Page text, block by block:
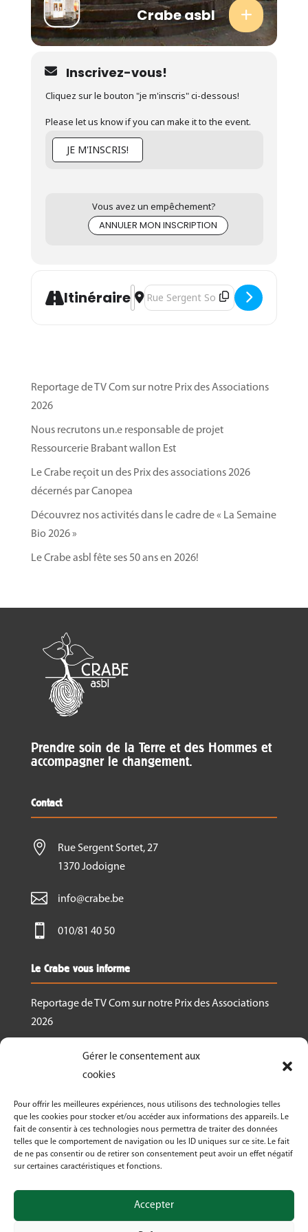
Gérer le consentement aux
cookies
Pour offrir les meilleures expériences, nous utilisons des technologies telles
que les cookies pour stocker et/ou accéder aux informations des appareils. Le
fait de consentir à ces technologies nous permettra de traiter des données
telles que le comportement de navigation ou les ID uniques sur ce site. Le fait
de ne pas consentir ou de retirer son consentement peut avoir un effet négatif
sur certaines caractéristiques et fonctions.
Accepter
Crabe asbl
Inscrivez-vous!
Cliquez sur le bouton "je m'inscris" ci-dessous!
Please let us know if you can make it to the event.
JE M'INSCRIS!
Vous avez un empêchement?
ANNULER MON INSCRIPTION
ItinéraireAddress - Séance d'informations -
Destination Address - Séance
Reportage de TV Com sur notre Prix des Associations
2026
Nous recrutons un.e responsable de projet
Ressourcerie Brabant wallon Est
Le Crabe reçoit un des Prix des associations 2026
décernés par Canopea
Découvrez nos activités dans le cadre de « La Semaine
Bio 2026 »
Le Crabe asbl fête ses 50 ans en 2026!
Prendre soin de la Terre et des Hommes et
accompagner le changement.
Contact

Rue Sergent Sortet, 27
1370 Jodoigne
 info@crabe.be
 010/81 40 50
Le Crabe vous informe
Reportage de TV Com sur notre Prix des Associations
2026
décernés par Canopea
Découvrez nos activités dans le cadre de « La
Semaine Bio 2026 »
Le Crabe asbl fête ses 50 ans en 2026!